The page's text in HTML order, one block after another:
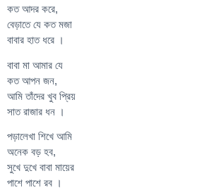
কত আদর করে,
বেড়াতে যে কত মজা
বাবার হাত ধরে ।
বাবা মা আমার যে
কত আপন জন,
আমি তাঁদের খুব প্রিয়
সাত রাজার ধন ।
পড়ালেখা শিখে আমি
অনেক বড় হব,
সুখে দুখে বাবা মায়ের
পাশে পাশে রব ।